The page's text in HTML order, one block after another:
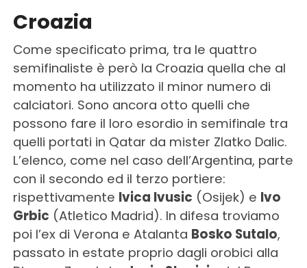
Croazia
Come specificato prima, tra le quattro
semifinaliste è però la Croazia quella che al
momento ha utilizzato il minor numero di
calciatori. Sono ancora otto quelli che
possono fare il loro esordio in semifinale tra
quelli portati in Qatar da mister Zlatko Dalic.
L’elenco, come nel caso dell’Argentina, parte
con il secondo ed il terzo portiere:
rispettivamente Ivica Ivusic (Osijek) e Ivo
Grbic (Atletico Madrid). In difesa troviamo
poi l’ex di Verona e Atalanta Bosko Sutalo,
passato in estate proprio dagli orobici alla